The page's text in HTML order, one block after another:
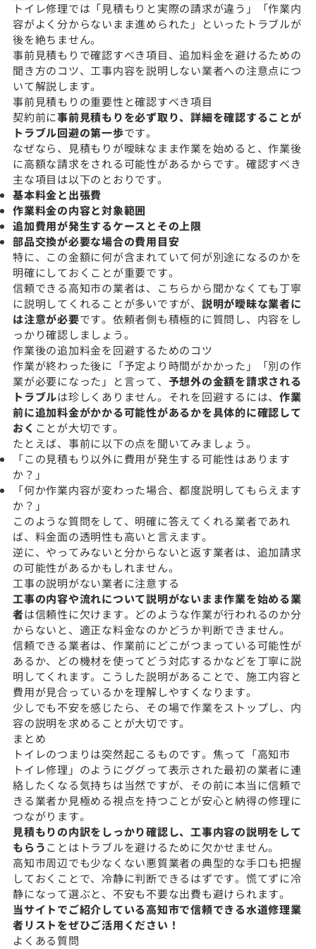
トイレ修理では「見積もりと実際の請求が違う」「作業内
容がよく分からないまま進められた」といったトラブルが
後を絶ちません。
事前見積もりで確認すべき項目、追加料金を避けるための
聞き方のコツ、工事内容を説明しない業者への注意点につ
いて解説します。
事前見積もりの重要性と確認すべき項目
契約前に事前見積もりを必ず取り、詳細を確認することが
トラブル回避の第一歩です。
なぜなら、見積もりが曖昧なまま作業を始めると、作業後
に高額な請求をされる可能性があるからです。確認すべき
主な項目は以下のとおりです。
基本料金と出張費
作業料金の内容と対象範囲
追加費用が発生するケースとその上限
部品交換が必要な場合の費用目安
特に、この金額に何が含まれていて何が別途になるのかを
明確にしておくことが重要です。
信頼できる高知市の業者は、こちらから聞かなくても丁寧
に説明してくれることが多いですが、 説明が曖昧な業者に
は注意が必要です。依頼者側も積極的に質問し、内容をし
っかり確認しましょう。
作業後の追加料金を回避するためのコツ
作業が終わった後に「予定より時間がかかった」「別の作
業が必要になった」と言って、 予想外の金額を請求される
トラブルは珍しくありません。それを回避するには、 作業
前に追加料金がかかる可能性があるかを具体的に確認して
おく ことが大切です。
たとえば、事前に以下の点を聞いてみましょう。
「この見積もり以外に費用が発生する可能性はあります
か？」
「何か作業内容が変わった場合、都度説明してもらえます
か？」
このような質問をして、明確に答えてくれる業者であれ
ば、料金面の透明性も高いと言えます。
逆に、やってみないと分からないと返す業者は、追加請求
の可能性があるかもしれません。
工事の説明がない業者に注意する
工事の内容や流れについて説明がないまま作業を始める業
者は信頼性に欠けます。どのような作業が行われるのか分
からないと、適正な料金なのかどうか判断できません。
信頼できる業者は、作業前にどこがつまっている可能性が
あるか、どの機材を使ってどう対応するかなどを丁寧に説
明してくれます。こうした説明があることで、施工内容と
費用が見合っているかを理解しやすくなります。
少しでも不安を感じたら、その場で作業をストップし、内
容の説明を求めることが大切です。
まとめ
トイレのつまりは突然起こるものです。焦って「高知市
トイレ修理」のようにググって表示された最初の業者に連
絡したくなる気持ちは当然ですが、その前に本当に信頼で
きる業者か見極める視点を持つことが安心と納得の修理に
つながります。
見積もりの内訳をしっかり確認し、工事内容の説明をして
もらうことはトラブルを避けるために欠かせません。
高知市周辺でも少なくない悪質業者の典型的な手口も把握
しておくことで、冷静に判断できるはずです。慌てずに冷
静になって選ぶと、不安も不要な出費も避けられます。
当サイトでご紹介している高知市で信頼できる水道修理業
者リストをぜひご活用ください！
よくある質問